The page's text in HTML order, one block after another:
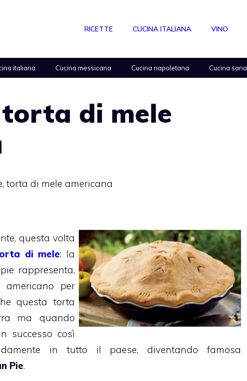
RICETTE CUCINA ITALIANA VINO
italiana Cucina messicana Cucina napoletana Cucina sana
di mele
torta di mele americana
questa volta
di mele: la
rappresenta,
per
questa torta
ma quando
successo così
in tutto il paese, diventando famosa
Pie.